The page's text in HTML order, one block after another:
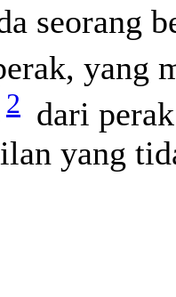
seorang
yang
2 dari
yang